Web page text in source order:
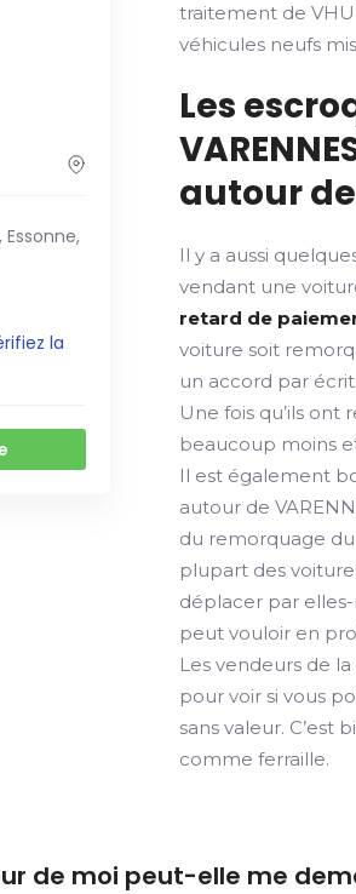
la
traitement de VHU
véhicules neufs
Les
autour
Il y a aussi
vendant une
retard de
voiture soit
un accord par
Une fois qu’ils
beaucoup moins
Il est également
autour de
du remorquage du
plupart des
déplacer par
peut vouloir en
Les vendeurs de
pour voir si vous
sans valeur.
comme ferraille.
de moi peut-elle me